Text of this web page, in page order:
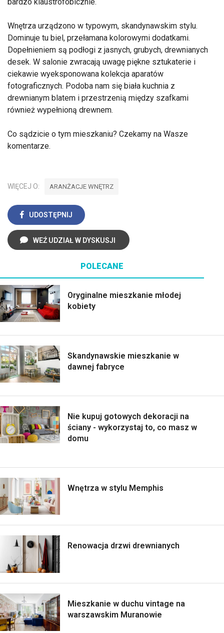
Wnętrza urządzono w typowym, skandynawskim stylu.
Dominuje tu biel, przełamana kolorowymi dodatkami.
Dopełnieniem są podłogi z jasnych, grubych, drewnianych
desek. W salonie zwracają uwagę piękne sztukaterie i
ciekawie wyeksponowana kolekcja aparatów
fotograficznych. Podoba nam się biała kuchnia z
drewnianym blatem i przestrzenią między szafkami
również wypełnioną drewnem.
Co sądzicie o tym mieszkaniu? Czekamy na Wasze
komentarze.
WIĘCEJ O: ARANŻACJE WNĘTRZ
UDOSTĘPNIJ
WEŹ UDZIAŁ W DYSKUSJI
POLECANE
Oryginalne mieszkanie młodej
kobiety
Skandynawskie mieszkanie w
dawnej fabryce
Nie kupuj gotowych dekoracji na
ściany - wykorzystaj to, co masz w
domu
Wnętrza w stylu Memphis
Renowacja drzwi drewnianych
Mieszkanie w duchu vintage na
warszawskim Muranowie